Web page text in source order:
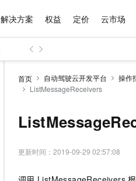
解决方案 权益 定价 云市场
首页 自动驾驶云开发平台 操作
ListMessageReceivers
更新时间： 2019-09-29 02:57:08
千问AI平台
大模型
文本生成
精选产品
大模型服务平台百炼 大模型
千问大模型 大模型
随时随地安全接入的云上超级电脑
精选解决方案
睿译宝，AI翻译排版一步到位
GLM-5.2：长任务时代开源旗舰模型
自主进化，持久记忆，越用越聪明
普惠上云
普惠上云 官方力荐
官方推荐返现计划
高校专属算力普惠，学生认证享300元代
产品定价
了解云产品的定价详情
云上成本管理
精选商城
网站建设
友盟天域
观测云
成为销售伙伴
分销伙伴
售前咨询
在线服务
售后服务
自助服务
为什么选择阿里云
什么是云计算
安全合规
分析师报告